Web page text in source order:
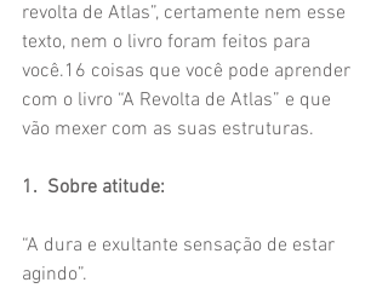
revolta de Atlas”, certamente nem esse
texto, nem o livro foram feitos para
você.16 coisas que você pode aprender
com o livro “A Revolta de Atlas” e que
vão mexer com as suas estruturas.
1.  Sobre atitude:
“A dura e exultante sensação de estar
agindo”.